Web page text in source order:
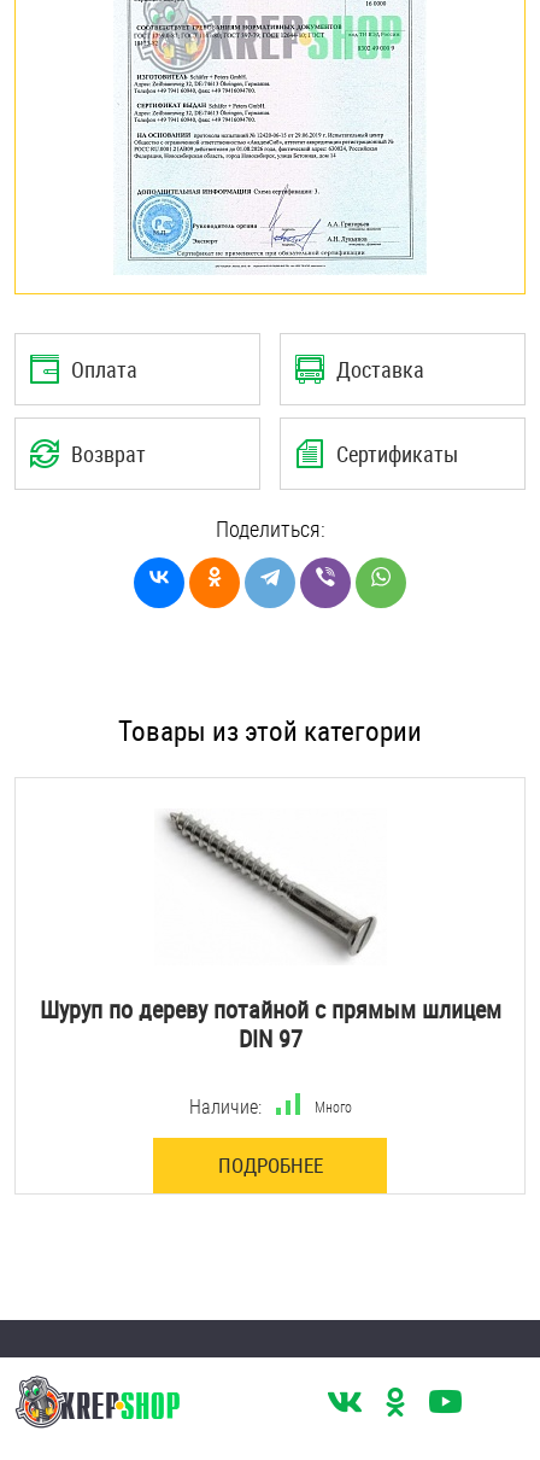
Оплата Доставка
Возврат Сертификаты
Поделиться:
Товары из этой категории
Шуруп по дереву потайной с прямым шлицем
DIN 97
Наличие: Много
ПОДРОБНЕЕ